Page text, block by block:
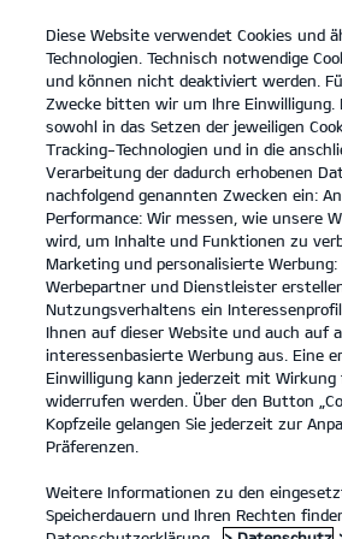
open
menu
BARRIEREFREIHEIT
BARRIEREFREIHEIT
Erstellt am: 3. Juni 2025
Letzte Aktualisierung: 29. Juli 2025
Einleitung
Dienstleistungen barrierefrei zu
Übereinstimmung mit dem
Diese Website verwendet Cookies und
Technologien. Technisch notwendige
und können nicht deaktiviert werden.
Zwecke bitten wir um Ihre Einwilligung.
sowohl in das Setzen der jeweiligen
Tracking-Technologien und in die
Verarbeitung der dadurch erhobenen
nachfolgend genannten Zwecken ein:
Performance: Wir messen, wie unsere
wird, um Inhalte und Funktionen zu
Marketing und personalisierte Werbung:
Werbepartner und Dienstleister
Nutzungsverhaltens ein
Ihnen auf dieser Website und auch auf
interessenbasierte Werbung aus. Eine
Einwilligung kann jederzeit mit
widerrufen werden. Über den Button
Kopfzeile gelangen Sie jederzeit zur
Präferenzen.
Weitere Informationen zu den
Speicherdauern und Ihren Rechten